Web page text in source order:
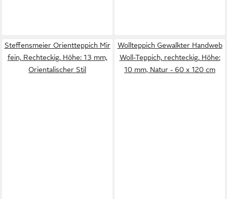
Steffensmeier Orientteppich Mir
fein, Rechteckig, Höhe: 13 mm,
Orientalischer Stil
Wollteppich Gewalkter Handweb
Woll-Teppich, rechteckig, Höhe:
10 mm, Natur - 60 x 120 cm